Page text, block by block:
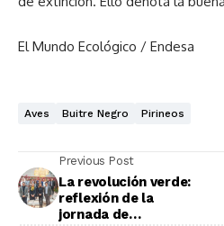
El Mundo Ecológico / Endesa
Aves Buitre Negro Pirineos
Previous Post
La revolución verde:
reflexión de la
jornada de